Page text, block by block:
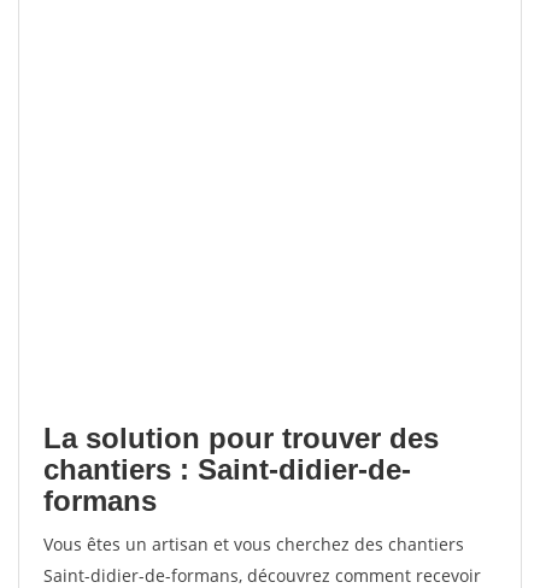
La solution pour trouver des
chantiers : Saint-didier-de-
formans
Vous êtes un artisan et vous cherchez des chantiers
Saint-didier-de-formans, découvrez comment recevoir